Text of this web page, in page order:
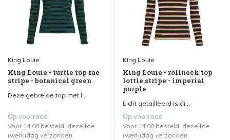
King Louie
King Louie - turtle top rae
stripe - botanical green
Deze gebreide top met l...
Op voorraad
Voor 14.00 besteld, dezelfde
(werk)dag verzonden.
King Louie
King Louie - rollneck top
lottie stripe - imperial
purple
Licht getailleerd is di...
Op voorraad
Voor 14.00 besteld, dezelfde
(werk)dag verzonden.